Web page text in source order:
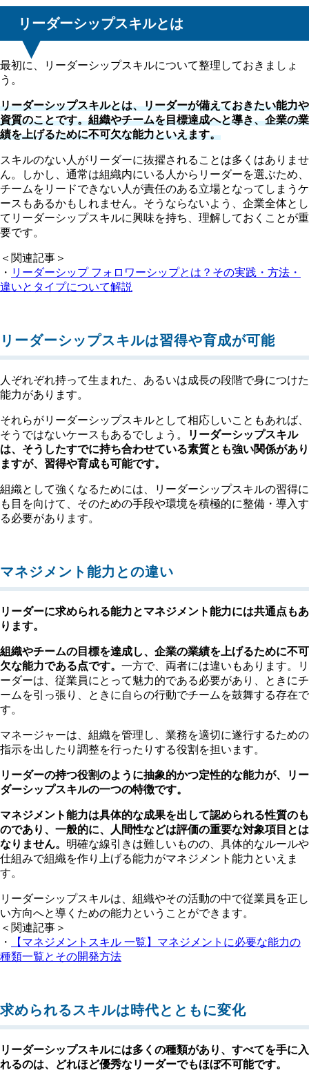
リーダーシップスキルとは
最初に、リーダーシップスキルについて整理しておきましょ
う。
リーダーシップスキルとは、リーダーが備えておきたい能力や
資質のことです。組織やチームを目標達成へと導き、企業の業
績を上げるために不可欠な能力といえます。
スキルのない人がリーダーに抜擢されることは多くはありませ
ん。しかし、通常は組織内にいる人からリーダーを選ぶため、
チームをリードできない人が責任のある立場となってしまうケ
ースもあるかもしれません。そうならないよう、企業全体とし
てリーダーシップスキルに興味を持ち、理解しておくことが重
要です。
＜関連記事＞
・ リーダーシップ フォロワーシップとは？その実践・方法・
違いとタイプについて解説
リーダーシップスキルは習得や育成が可能
人ぞれぞれ持って生まれた、あるいは成長の段階で身につけた
能力があります。
それらがリーダーシップスキルとして相応しいこともあれば、
そうではないケースもあるでしょう。
リーダーシップスキル
は、そうしたすでに持ち合わせている素質とも強い関係があり
ますが、習得や育成も可能です。
組織として強くなるためには、リーダーシップスキルの習得に
も目を向けて、そのための手段や環境を積極的に整備・導入す
る必要があります。
マネジメント能力との違い
リーダーに求められる能力とマネジメント能力には共通点もあ
ります。
組織やチームの目標を達成し、企業の業績を上げるために不可
欠な能力である点です。 一方で、両者には違いもあります。リ
ーダーは、従業員にとって魅力的である必要があり、ときにチ
ームを引っ張り、ときに自らの行動でチームを鼓舞する存在で
す。
マネージャーは、組織を管理し、業務を適切に遂行するための
指示を出したり調整を行ったりする役割を担います。
リーダーの持つ役割のように抽象的かつ定性的な能力が、リー
ダーシップスキルの一つの特徴です。
マネジメント能力は具体的な成果を出して認められる性質のも
のであり、一般的に、人間性などは評価の重要な対象項目とは
なりません。 明確な線引きは難しいものの、具体的なルールや
仕組みで組織を作り上げる能力がマネジメント能力といえま
す。
リーダーシップスキルは、組織やその活動の中で従業員を正し
い方向へと導くための能力ということができます。
＜関連記事＞
・
【マネジメントスキル 一覧】マネジメントに必要な能力の
種類一覧とその開発方法
求められるスキルは時代とともに変化
リーダーシップスキルには多くの種類があり、すべてを手に入
れるのは、どれほど優秀なリーダーでもほぼ不可能です。